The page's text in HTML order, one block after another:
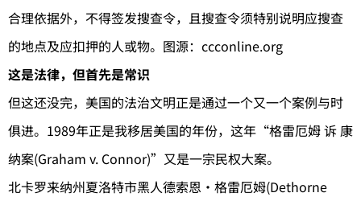
合理依据外，不得签发搜查令，且搜查令须特别说明应搜查
的地点及应扣押的人或物。图源：ccconline.org
这是法律，但首先是常识
但这还没完，美国的法治文明正是通过一个又一个案例与时
俱进。1989年正是我移居美国的年份，这年“格雷厄姆 诉 康
纳案(Graham v. Connor)”又是一宗民权大案。
北卡罗来纳州夏洛特市黑人德索恩·格雷厄姆(Dethorne